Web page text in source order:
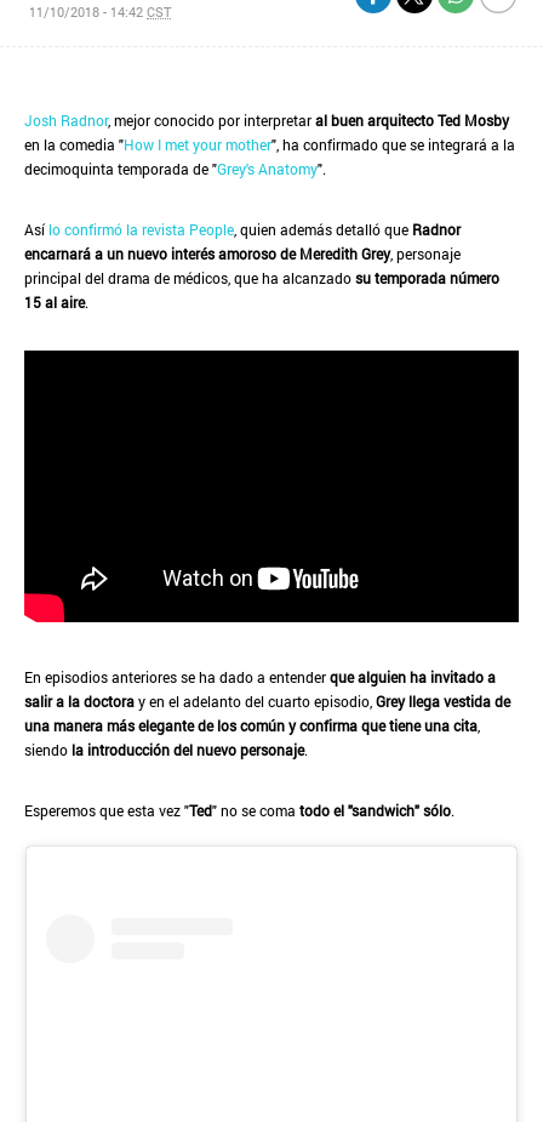
11/10/2018 - 14:42CST
Josh Radnor, mejor conocido por interpretaral buen arquitecto Ted Mosby
en la comedia "How I met your mother", ha confirmado que se integrará a la
decimoquinta temporada de "Grey's Anatomy".
Así lo confirmó la revista People , quien además detalló que Radnor
encarnará a un nuevo interés amoroso de Meredith Grey, personaje
principal del drama de médicos, que ha alcanzadosu temporada número
15 al aire.
En episodios anteriores se ha dado a entenderque alguien ha invitado a
salir a la doctoray en el adelanto del cuarto episodio, Grey llega vestida de
una manera más elegante de los común y confirma que tiene una cita
siendo la introducción del nuevo personaje.
Esperemos que esta vez "Ted" no se coma todo el "sandwich" sólo.